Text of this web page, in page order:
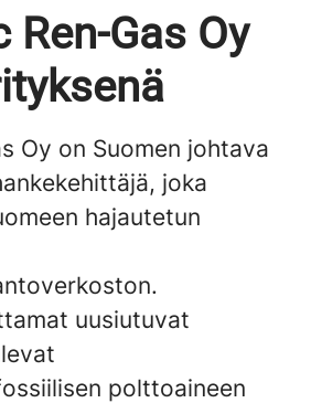
Ren-Gas Oy
Oy on Suomen johtava
joka
hajautetun
uusiutuvat
polttoaineen